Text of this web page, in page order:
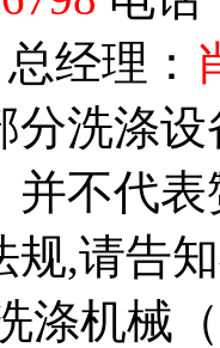
总经理：
分洗涤
并不代
规,请告
涤机械